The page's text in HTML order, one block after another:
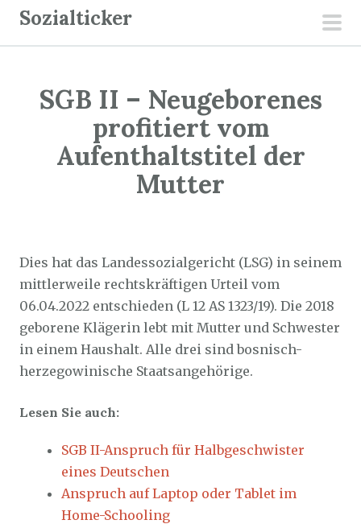
Sozialticker
SGB II – Neugeborenes
profitiert vom
Aufenthaltstitel der
Mutter
Dies hat das Landessozialgericht (LSG) in seinem
mittlerweile rechtskräftigen Urteil vom
06.04.2022 entschieden (L 12 AS 1323/19). Die 2018
geborene Klägerin lebt mit Mutter und Schwester
in einem Haushalt. Alle drei sind bosnisch-
herzegowinische Staatsangehörige.
Lesen Sie auch:
SGB II-Anspruch für Halbgeschwister
eines Deutschen
Anspruch auf Laptop oder Tablet im
Home-Schooling